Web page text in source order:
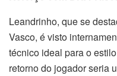
Leandrinho, que se
Vasco, é visto
técnico ideal para o
retorno do jogador seria